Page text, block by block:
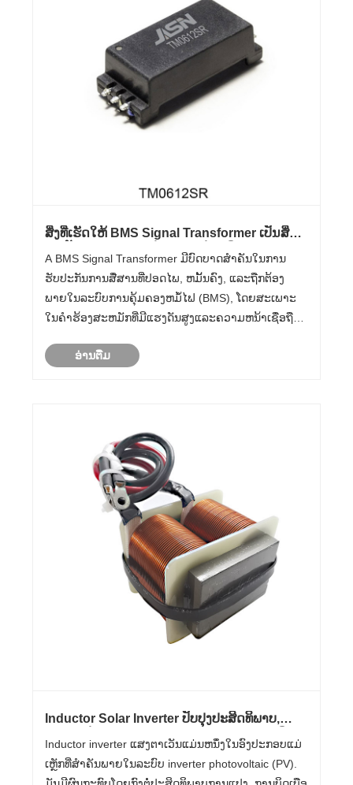
ສິ່ງທີ່ເຮັດໃຫ້ BMS Signal Transformer ເປັນສິ່ງ
A BMS Signal Transformer ມີບົດບາດສໍາຄັນໃນການ
ຮັບປະກັນການສື່ສານທີ່ປອດໄພ, ຫມັ້ນຄົງ, ແລະຖືກຕ້ອງ
ພາຍໃນລະບົບການຄຸ້ມຄອງຫມໍ້ໄຟ (BMS), ໂດຍສະເພາະ
ໃນຄໍາຮ້ອງສະຫມັກທີ່ມີແຮງດັນສູງແລະຄວາມຫນ້າເຊື່ອຖືສູງ
ພະລັງງານ, ແລະການແກ້ໄຂພະລັງງານອຸດສາຫະກໍາ. ໃນ
ອ່ານ​ຕື່ມ
Inductor Solar Inverter ປັບປຸງປະສິດທິພາບ,
ສະໄຫມແນວໃດ?
Inductor inverter ແສງຕາເວັນແມ່ນຫນຶ່ງໃນອົງປະກອບແມ່
ເຫຼັກທີ່ສໍາຄັນພາຍໃນລະບົບ inverter photovoltaic (PV).